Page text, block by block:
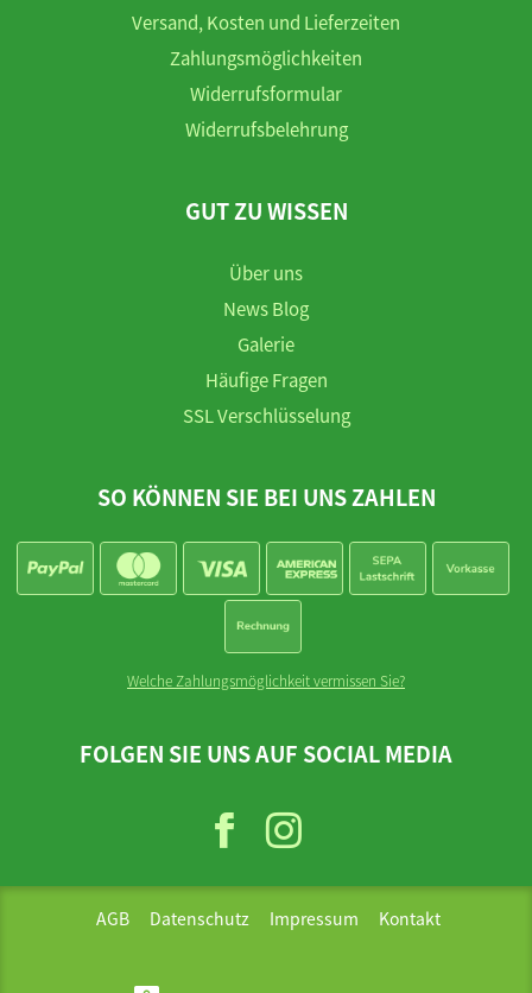
Versand, Kosten und Lieferzeiten
Zahlungsmöglichkeiten
Widerrufsformular
Widerrufsbelehrung
GUT ZU WISSEN
Über uns
News Blog
Galerie
Häufige Fragen
SSL Verschlüsselung
SO KÖNNEN SIE BEI UNS ZAHLEN
Welche Zahlungsmöglichkeit vermissen Sie?
FOLGEN SIE UNS AUF SOCIAL MEDIA
AGB Datenschutz Impressum Kontakt